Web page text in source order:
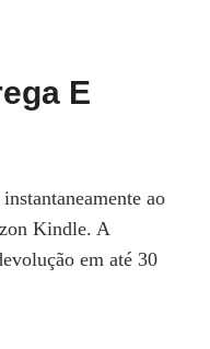
E
ao
Kindle. A
em até 30